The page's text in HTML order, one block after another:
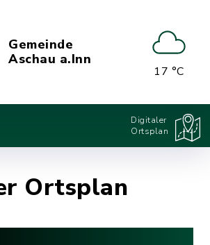
Gemeinde
Aschau a.Inn
17 °C
Digitaler
Ortsplan
Ortsplan